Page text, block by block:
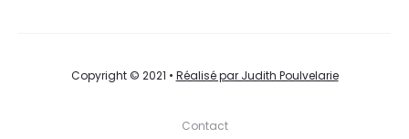
Les
peuvent
Copyright © 2021 • Réalisé par Judith Poulvelarie
Contact